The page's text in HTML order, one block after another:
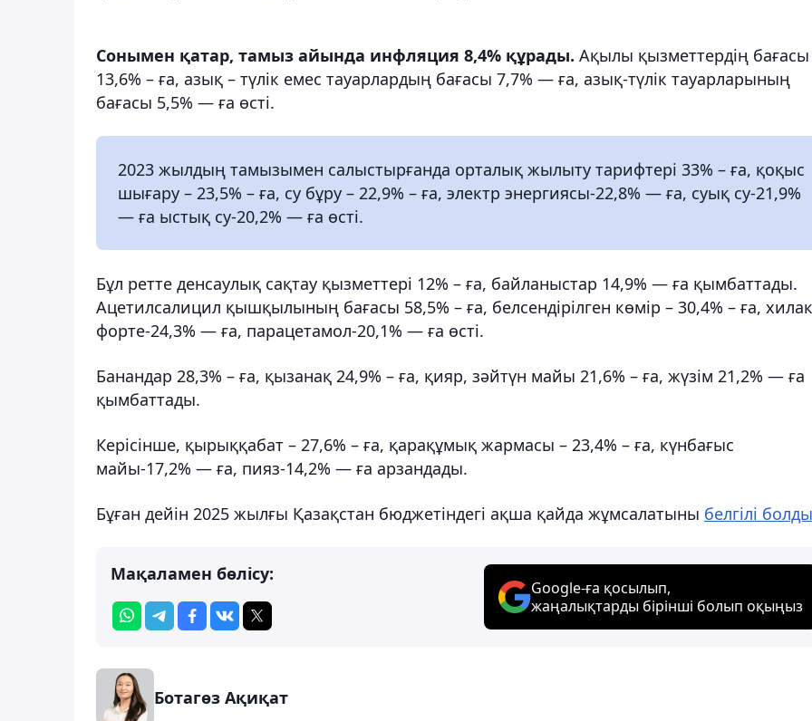
Сонымен қатар, тамыз айында инфляция 8,4% құрады. Ақылы қызметтердің бағасы
13,6% – ға, азық – түлік емес тауарлардың бағасы 7,7% — ға, азық-түлік тауарларының
бағасы 5,5% — ға өсті.
2023 жылдың тамызымен салыстырғанда орталық жылыту тарифтері 33% – ға, қоқыс
шығару – 23,5% – ға, су бұру – 22,9% – ға, электр энергиясы-22,8% — ға, суық су-21,9%
— ға ыстық су-20,2% — ға өсті.
Бұл ретте денсаулық сақтау қызметтері 12% – ға, байланыстар 14,9% — ға қымбаттады.
Ацетилсалицил қышқылының бағасы 58,5% – ға, белсендірілген көмір – 30,4% – ға, хилак
форте-24,3% — ға, парацетамол-20,1% — ға өсті.
Банандар 28,3% – ға, қызанақ 24,9% – ға, қияр, зәйтүн майы 21,6% – ға, жүзім 21,2% — ға
қымбаттады.
Керісінше, қырыққабат – 27,6% – ға, қарақұмық жармасы – 23,4% – ға, күнбағыс
майы-17,2% — ға, пияз-14,2% — ға арзандады.
Бұған дейін 2025 жылғы Қазақстан бюджетіндегі ақша қайда жұмсалатыны белгілі
Мақаламен бөлісу:
Google-ға қосылып,
жаңалықтарды бірінші болып оқыңыз
Ботагөз Ақиқат